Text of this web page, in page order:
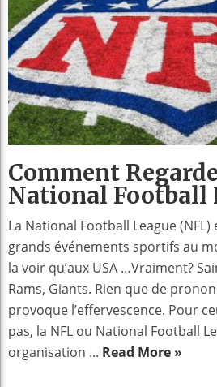
Comment
National Football
La National Football League (NFL)
grands événements sportifs au
la voir qu’aux USA …Vraiment?
Rams, Giants. Rien que de
provoque l’effervescence. Pour
pas, la NFL ou National Football
organisation ... Read More »